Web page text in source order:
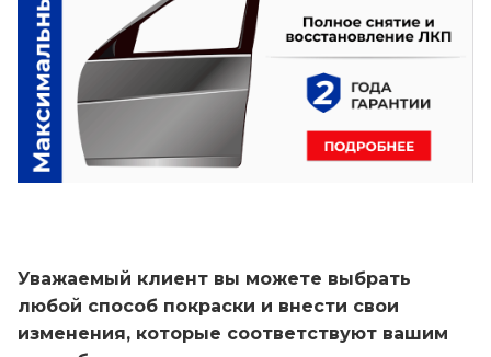
Уважаемый клиент вы можете выбрать
любой способ покраски и внести свои
изменения, которые соответствуют вашим